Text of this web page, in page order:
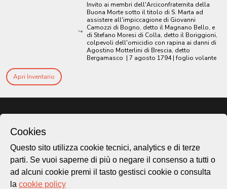
Invito ai membri dell'Arciconfraternita della
Buona Morte sotto il titolo di S. Marta ad
assistere all'impiccagione di Giovanni
Camozzi di Bogno, detto il Magnano Bello, e
di Stefano Moresi di Colla, detto il Boriggioni,
colpevoli dell'omicidio con rapina ai danni di
Agostino Motterlini di Brescia, detto
Bergamasco | 7 agosto 1794 | foglio volante
Apri Inventario
Cookies
Questo sito utilizza cookie tecnici, analytics e di terze
parti. Se vuoi saperne di più o negare il consenso a tutti o
ad alcuni cookie premi il tasto gestisci cookie o consulta
la cookie policy